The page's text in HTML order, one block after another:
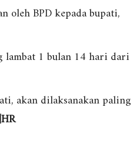
oleh BPD kepada bupati,
1 bulan 14 hari dari
akan dilaksanakan paling
|HR